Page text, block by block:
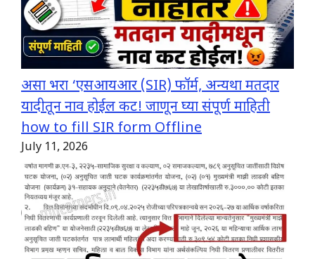
असा भरा ‘एसआयआर (SIR) फॉर्म, अन्यथा मतदार
यादीतून नाव होईल कट! जाणून घ्या संपूर्ण माहिती
how to fill SIR form Offline
July 11, 2026